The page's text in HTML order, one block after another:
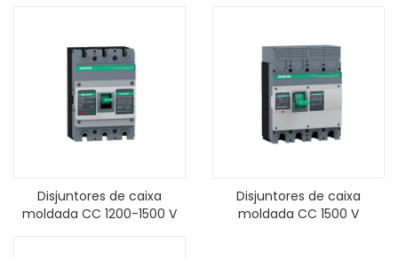
Disjuntores de caixa
moldada CC 1200-1500 V
Disjuntores de caixa
moldada CC 1500 V